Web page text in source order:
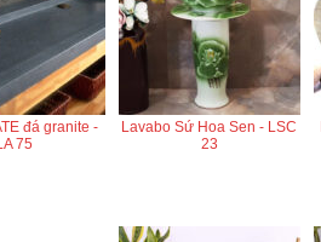
đá granite -
75
Lavabo Sứ Hoa Sen - LSC
23